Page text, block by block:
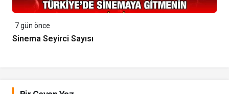
7 gün önce
Sinema Seyirci Sayısı